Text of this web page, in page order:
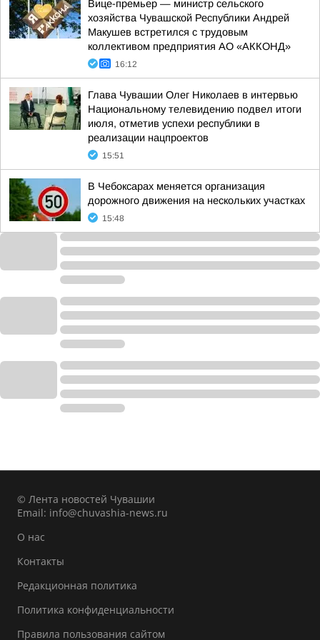
Вице-премьер — министр сельского
хозяйства Чувашской Республики Андрей
Макушев встретился с трудовым
коллективом предприятия АО «АККОНД»
16:12
Глава Чувашии Олег Николаев в интервью
Национальному телевидению подвел итоги
июля, отметив успехи республики в
реализации нацпроектов
15:51
В Чебоксарах меняется организация
дорожного движения на нескольких участках
15:48
© Лента новостей Чувашии
Email: info@chuvashia-news.ru
О нас
Контакты
Редакционная политика
Политика конфиденциальности
Правила пользования сайтом